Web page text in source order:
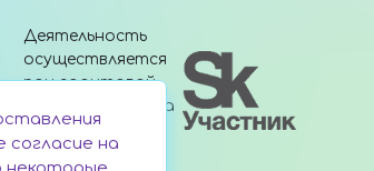
Деятельность
осуществляется
при грантовой
поддержке Фонда
«Сколково»
согласие на